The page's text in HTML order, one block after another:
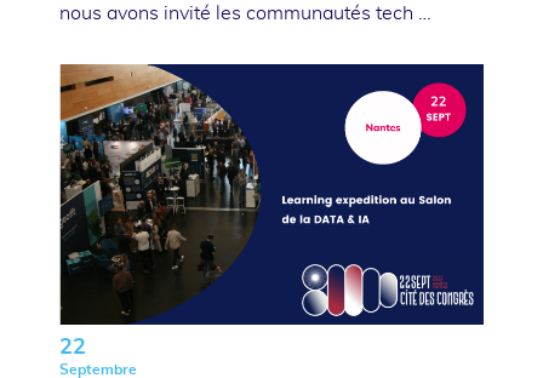
nous avons invité les communautés tech …
22
Septembre